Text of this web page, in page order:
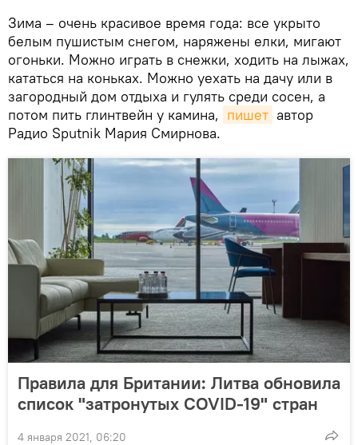
Зима – очень красивое время года: все укрыто
белым пушистым снегом, наряжены елки, мигают
огоньки. Можно играть в снежки, ходить на лыжах,
кататься на коньках. Можно уехать на дачу или в
загородный дом отдыха и гулять среди сосен, а
потом пить глинтвейн у камина, пишет автор
Радио Sputnik Мария Смирнова.
Правила для Британии: Литва обновила
список "затронутых COVID-19" стран
4 января 2021, 06:20